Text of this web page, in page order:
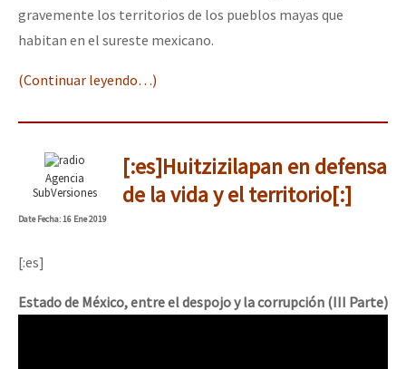
gravemente los territorios de los pueblos mayas que
habitan en el sureste mexicano.
(Continuar leyendo…)
Agencia
SubVersiones
[:es]Huitzizilapan en defensa
de la vida y el territorio[:]
DateFecha: 16 Ene 2019
[:es]
Estado de México, entre el despojo y la corrupción (III Parte)